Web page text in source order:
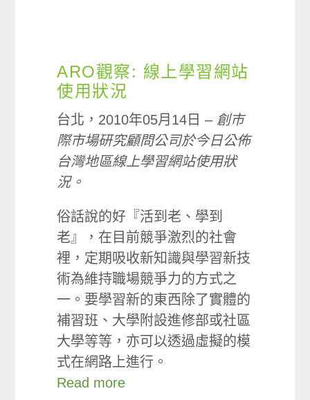
ARO觀察: 線上學習網站
使用狀況
台北，2010年05月14日 – 創市
際市場研究顧問公司於今日公佈
台灣地區線上學習網站使用狀
況。
俗話說的好『活到老、學到
老』，在目前競爭激烈的社會
裡，定期吸收新知識與學習新技
術為維持職場競爭力的方式之
一。要學習新的東西除了實體的
補習班、大學附設進修部或社區
大學等等，亦可以透過虛擬的模
式在網路上進行。
Read more